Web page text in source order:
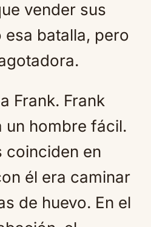
vender sus
esa batalla, pero
Frank. Frank
un hombre fácil.
coinciden en
él era caminar
de huevo. En el